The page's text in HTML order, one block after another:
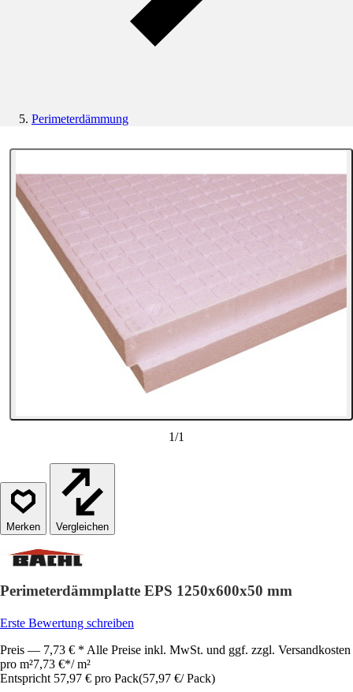
Perimeterdämmung
1/1
Vergleichen
Perimeterdämmplatte EPS 1250x600x50 mm
Erste Bewertung schreiben
Preis — 7,73 € * Alle Preise inkl. MwSt. und ggf. zzgl. Versandkosten
pro m²7,73 €*/ m²
Entspricht 57,97 € pro Pack(57,97 €/ Pack)